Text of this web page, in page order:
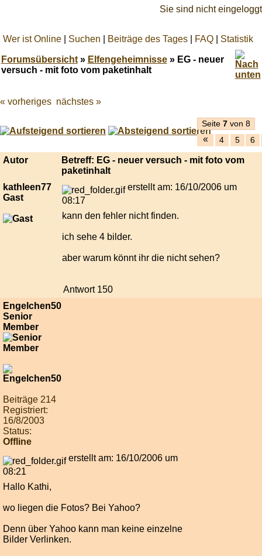
Sie sind nicht eingeloggt
Wer ist Online Suchen Beiträge des Tages FAQ Statistik
Forumsübersicht» Elfengeheimnisse» EG - neuer
versuch - mit foto vom paketinhalt
Best
live
casino
« vorheriges nächstes »
Seite 7von 8
« 4 5 6
Autor
Betreff: EG - neuer versuch - mit foto vom
paketinhalt
kathleen77
Gast
erstellt am: 16/10/2006 um
08:17
kann den fehler nicht finden.
ich sehe 4 bilder.
aber warum könnt ihr die nicht sehen?
Antwort 150
Engelchen50
Senior
Member
Beiträge 214
Registriert:
16/8/2003
Status:
Offline
erstellt am: 16/10/2006 um
08:21
Hallo Kathi,
wo liegen die Fotos? Bei Yahoo?
Denn über Yahoo kann man keine einzelne
Bilder Verlinken.